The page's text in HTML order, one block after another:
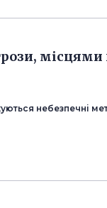
небезпечні